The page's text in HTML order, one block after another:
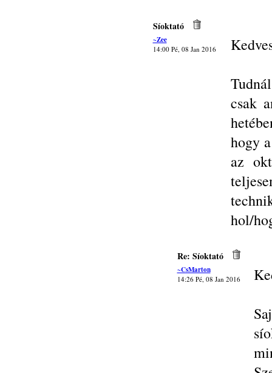
Síoktató
~Zee
14:00 Pé, 08 Jan 2016
csak
hogy
az
hol/
Re: Síoktató
~CsMarton
14:26 Pé, 08 Jan 2016